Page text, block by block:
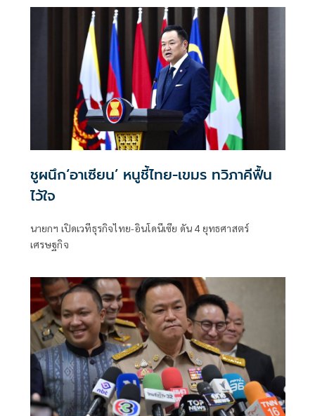
ชูผนึก‘อาเซียน’ หนูชี้ไทย-เขมร ทวิภาคีฟื้น
ไว้ใจ
นายกฯ เปิดเวทีธุรกิจไทย-อินโดนีเซีย ดัน 4 ยุทธศาสตร์
เศรษฐกิจ